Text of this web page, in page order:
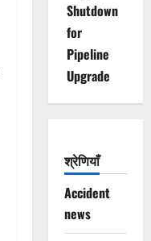
Shutdown
for
Pipeline
Upgrade
श्रेणियाँ
Accident
news